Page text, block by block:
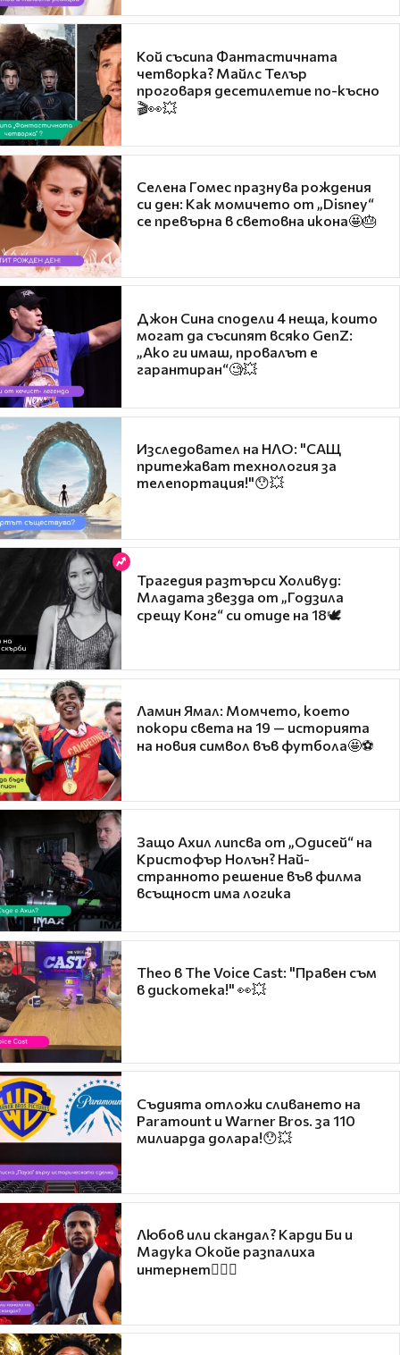
Кой съсипа Фантастичната
четворка? Майлс Телър
проговаря десетилетие по-късно
🎬👀💥
Селена Гомес празнува рождения
си ден: Как момичето от „Disney“
се превърна в световна икона🤩🎂
Джон Сина сподели 4 неща, които
могат да съсипят всяко GenZ:
„Ако ги имаш, провалът е
гарантиран“🧐💥
Изследовател на НЛО: "САЩ
притежават технология за
телепортация!"😯💥
Трагедия разтърси Холивуд:
Младата звезда от „Годзила
срещу Конг“ си отиде на 18🕊️
Ламин Ямал: Момчето, което
покори света на 19 — историята
на новия символ във футбола🤩⚽
Защо Ахил липсва от „Одисей“ на
Кристофър Нолън? Най-
странното решение във филма
всъщност има логика
Theo в The Voice Cast: "Правен съм
в дискотека!" 👀💥
Съдията отложи сливането на
Paramount и Warner Bros. за 110
милиарда долара!😯💥
Любов или скандал? Карди Би и
Мадука Окойе разпалиха
интернет❤️‍🔥🔥